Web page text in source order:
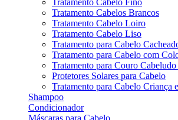
Tratamento Cabelo Fino
Tratamento Cabelos Brancos
Tratamento Cabelo Loiro
Tratamento Cabelo Liso
Tratamento para Cabelo
Tratamento para Cabelo com
Tratamento para Couro Cabeludo
Protetores Solares para Cabelo
Tratamento para Cabelo Criança
Shampoo
Condicionador
Máscaras para Cabelo